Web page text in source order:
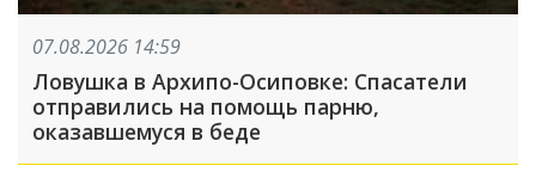
07.08.2026 14:59
Ловушка в Архипо-Осиповке: Спасатели
отправились на помощь парню,
оказавшемуся в беде